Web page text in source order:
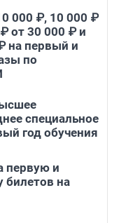
000 ₽, 10 000 ₽
от 30 000 ₽ и
на первый и
по
специальное
год обучения
первую и
билетов на